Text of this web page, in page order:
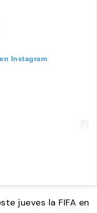
Instagram
jueves la FIFA en